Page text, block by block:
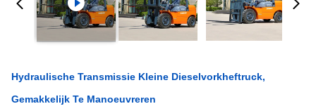
Hydraulische Transmissie Kleine Dieselvorkheftruck,
Gemakkelijk Te Manoeuvreren